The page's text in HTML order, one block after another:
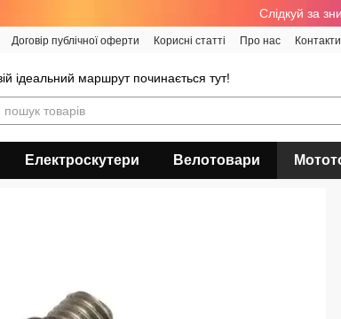
Cлідкуй за
Договір публічної оферти Корисні статті Про нас Контакти
ідеальний маршрут починається тут!
Електроскутери Велотовари